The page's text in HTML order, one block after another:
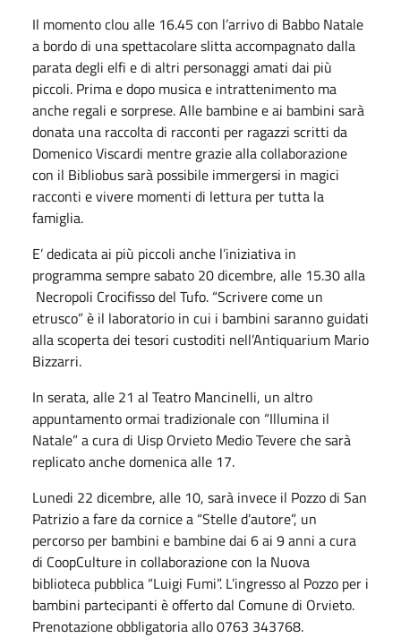
Il momento clou alle 16.45 con l’arrivo di Babbo Natale
a bordo di una spettacolare slitta accompagnato dalla
parata degli elfi e di altri personaggi amati dai più
piccoli. Prima e dopo musica e intrattenimento ma
anche regali e sorprese. Alle bambine e ai bambini sarà
donata una raccolta di racconti per ragazzi scritti da
Domenico Viscardi mentre grazie alla collaborazione
con il Bibliobus sarà possibile immergersi in magici
racconti e vivere momenti di lettura per tutta la
famiglia.
E’ dedicata ai più piccoli anche l’iniziativa in
programma sempre sabato 20 dicembre, alle 15.30 alla
Necropoli Crocifisso del Tufo. “Scrivere come un
etrusco” è il laboratorio in cui i bambini saranno guidati
alla scoperta dei tesori custoditi nell’Antiquarium Mario
Bizzarri.
In serata, alle 21 al Teatro Mancinelli, un altro
appuntamento ormai tradizionale con “Illumina il
Natale” a cura di Uisp Orvieto Medio Tevere che sarà
replicato anche domenica alle 17.
Lunedi 22 dicembre, alle 10, sarà invece il Pozzo di San
Patrizio a fare da cornice a “Stelle d’autore”, un
percorso per bambini e bambine dai 6 ai 9 anni a cura
di CoopCulture in collaborazione con la Nuova
biblioteca pubblica “Luigi Fumi”. L’ingresso al Pozzo per i
bambini partecipanti è offerto dal Comune di Orvieto.
Prenotazione obbligatoria allo 0763 343768.